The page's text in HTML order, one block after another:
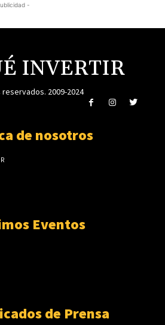
-
INVERTIR
2009-2024
de nosotros
Eventos
de Prensa